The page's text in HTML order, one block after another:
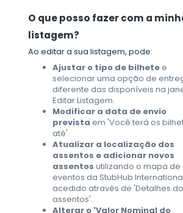
O que posso fazer com a
listagem?
Ao editar a sua listagem, pode:
Ajustar o tipo de bilhetee
selecionar uma opção de
diferente das disponíveis na
Editar Listagem.
Modificar a data de envio
prevista em 'Você terá os
até'.
Atualizar a localização dos
assentos e adicionar novos
assentos utilizando o mapa de
eventos da StubHub
acedido através de 'Detalhes
assentos'.
Alterar o 'Valor Nominal do